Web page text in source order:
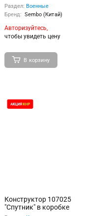
Раздел: Военные
Бренд: Sembo (Китай)
Авторизуйтесь,
чтобы увидеть цену
В корзину
Конструктор 107025
"Спутник" в коробке